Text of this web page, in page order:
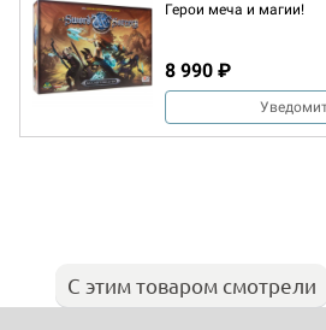
Герои меча и магии!
8 990 ₽
С этим товаром смотрели